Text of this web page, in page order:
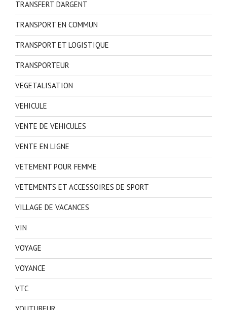
TRANSFERT D'ARGENT
TRANSPORT EN COMMUN
TRANSPORT ET LOGISTIQUE
TRANSPORTEUR
VEGETALISATION
VEHICULE
VENTE DE VEHICULES
VENTE EN LIGNE
VETEMENT POUR FEMME
VETEMENTS ET ACCESSOIRES DE SPORT
VILLAGE DE VACANCES
VIN
VOYAGE
VOYANCE
VTC